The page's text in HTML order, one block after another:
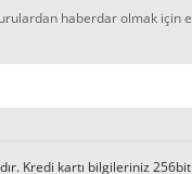
haberdar olmak için
Kredi kartı bilgileriniz